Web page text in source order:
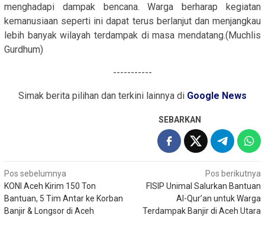
menghadapi dampak bencana. Warga berharap kegiatan
kemanusiaan seperti ini dapat terus berlanjut dan menjangkau
lebih banyak wilayah terdampak di masa mendatang.(Muchlis
Gurdhum)
-----------
Simak berita pilihan dan terkini lainnya di Google News
SEBARKAN
Navigasi
pos
Pos sebelumnya
KONI Aceh Kirim 150 Ton
Bantuan, 5 Tim Antar ke Korban
Banjir & Longsor di Aceh
Pos berikutnya
FISIP Unimal Salurkan Bantuan
Al-Qur’an untuk Warga
Terdampak Banjir di Aceh Utara